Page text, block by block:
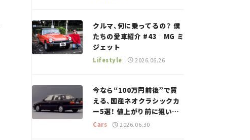
クルマ、何に乗ってるの？ 僕
たちの愛車紹介 #43｜MG ミ
ジェット
Lifestyle 2026.06.26
今なら“100万円前後”で買
える、国産ネオクラシックカ
ー5選！ 値上がり前に狙いた
い、中古車探しをお手伝い――ち
Cars 2026.06.30